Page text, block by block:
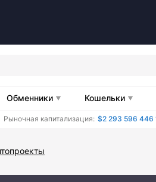
Обменники Кошельки
Рыночная капитализация: $2 293 596 446